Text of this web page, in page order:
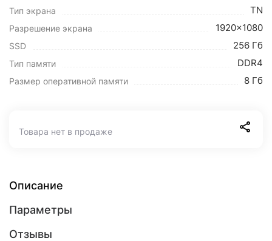
Тип экрана TN
Разрешение экрана 1920x1080
SSD 256 Гб
Тип памяти DDR4
Размер оперативной памяти 8 Гб
Товара нет в продаже
Описание
Параметры
Отзывы